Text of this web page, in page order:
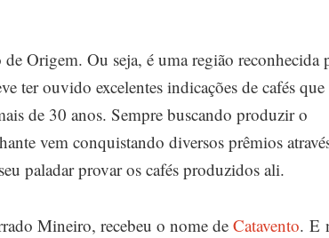
Origem. Ou seja, é uma região reconhecida
ter ouvido excelentes indicações de cafés que
de 30 anos. Sempre buscando produzir o
vem conquistando diversos prêmios
paladar provar os cafés produzidos ali.
Mineiro, recebeu o nome deCatavento. E